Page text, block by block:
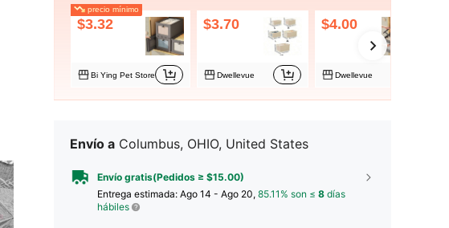
precio mínimo
$3.32
Bi Ying Pet Store
$3.70
Dwellevue
$4.00
Dwellevue
Envío a Columbus, OHIO, United States
Envío gratis(Pedidos ≥ $15.00)
Entrega estimada: Ago 14 - Ago 20, 85.11% son ≤ 8 días
hábiles